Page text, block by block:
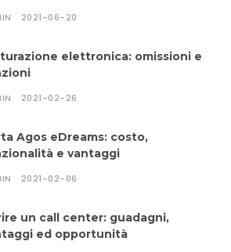
2021-06-20
elettronica: omissioni e
2021-02-26
Agos eDreams: costo,
e vantaggi
2021-02-06
un call center: guadagni,
ed opportunità